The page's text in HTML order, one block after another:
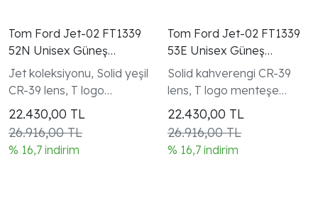
Tom Ford Jet-02 FT1339
52N Unisex Güneş
Gözlüğü
Jet koleksiyonu, Solid yeşil
CR-39 lens, T logo
menteşe detayı
22.430,00 TL
26.916,00 TL
% 16,7 indirim
Tom Ford Jet-02 FT1339
53E Unisex Güneş
Gözlüğü Blonde Havana
Round Metal
Solid kahverengi CR-39
lens, T logo menteşe
detayı
22.430,00 TL
26.916,00 TL
% 16,7 indirim